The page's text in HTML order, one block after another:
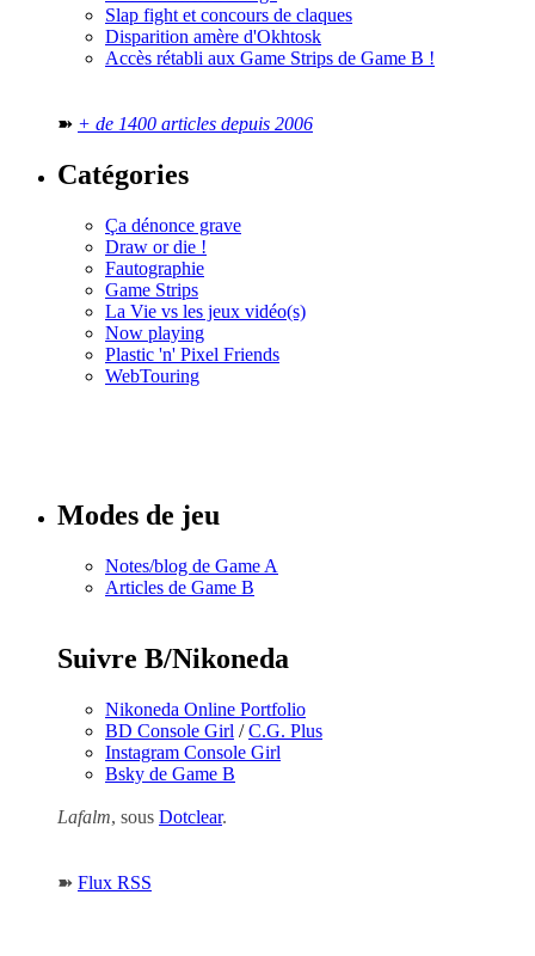
Slap fight et concours de claques
Disparition amère d'Okhtosk
Accès rétabli aux Game Strips de Game B !
➽ + de 1400 articles depuis 2006
Catégories
Ça dénonce grave
Draw or die !
Fautographie
Game Strips
La Vie vs les jeux vidéo(s)
Now playing
Plastic 'n' Pixel Friends
WebTouring
Modes de jeu
Notes/blog de Game A
Articles de Game B
Suivre B/Nikoneda
Nikoneda Online Portfolio
BD Console Girl /C.G. Plus
Instagram Console Girl
Bsky de Game B
Lafalm, sous Dotclear.
➽ Flux RSS